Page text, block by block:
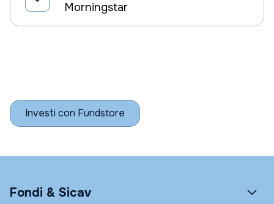
Morningstar
Investi con Fundstore
Fondi & Sicav